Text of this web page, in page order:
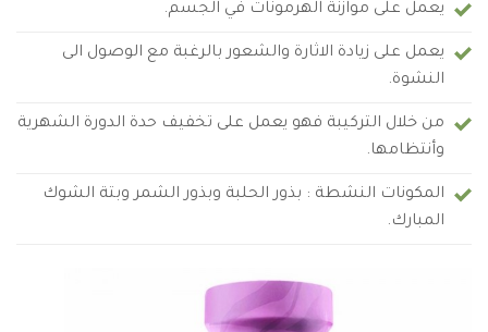
يعمل على موازنة الهرمونات في الجسم.
يعمل على زيادة الاثارة والشعور بالرغبة مع الوصول الى
النشوة.
من خلال التركيبة فهو يعمل على تخفيف حدة الدورة الشهرية
وأنتظامها.
المكونات النشطة : بذور الحلبة وبذور الشمر وبتة الشوك
المبارك.